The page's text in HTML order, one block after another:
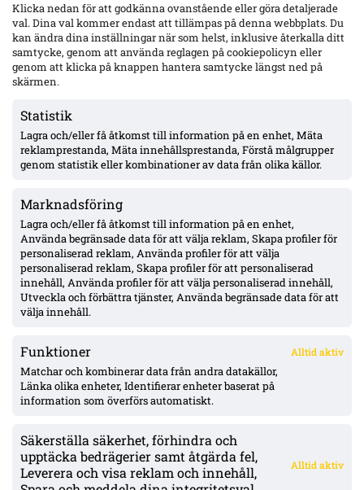
Klicka nedan för att godkänna ovanstående eller göra detaljerade
val. Dina val kommer endast att tillämpas på denna webbplats. Du
kan ändra dina inställningar när som helst, inklusive återkalla ditt
samtycke, genom att använda reglagen på cookiepolicyn eller
genom att klicka på knappen hantera samtycke längst ned på
skärmen.
Statistik
Lagra och/eller få åtkomst till information på en enhet, Mäta
reklamprestanda, Mäta innehållsprestanda, Förstå målgrupper
genom statistik eller kombinationer av data från olika källor.
Marknadsföring
Lagra och/eller få åtkomst till information på en enhet,
Använda begränsade data för att välja reklam, Skapa profiler för
personaliserad reklam, Använda profiler för att välja
personaliserad reklam, Skapa profiler för att personaliserad
innehåll, Använda profiler för att välja personaliserad innehåll,
Utveckla och förbättra tjänster, Använda begränsade data för att
välja innehåll.
Funktioner Alltid aktiv
Matchar och kombinerar data från andra datakällor,
Länka olika enheter, Identifierar enheter baserat på
information som överförs automatiskt.
Säkerställa säkerhet, förhindra och
upptäcka bedrägerier samt åtgärda fel,
Leverera och visa reklam och innehåll,
Alltid aktiv
och startaktuell inför ECL-kvalet
Officiellt: Djurgården lånar ut Leon Hien till Tromsö IL – sex
AIK:s Martin Ellingsen skadad igen – vaden, rehab i gym och
fortsatt väntan på allsvensk debut
Filling bekräftar förlängningsvilja med AIK – nobbade England
enligt Aftonbladet
Thern trycker på målvaktsvärvning i Mjällby – ifrågasätter
Wallinder: ”inte tillräckligt bra för ett topplag”
ÖVERSIKT
Nyheter & Reportage
Spelarbetyg
KONTAKT
kontakt@bollsvenskan.se
redaktionen@bollsvenskan.se